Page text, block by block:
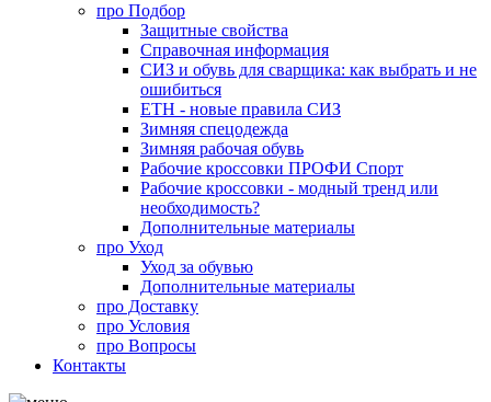
про Подбор
Защитные свойства
Справочная информация
СИЗ и обувь для сварщика: как выбрать и не
ошибиться
ЕТН - новые правила СИЗ
Зимняя спецодежда
Зимняя рабочая обувь
Рабочие кроссовки ПРОФИ Спорт
Рабочие кроссовки - модный тренд или
необходимость?
Дополнительные материалы
про Уход
Уход за обувью
Дополнительные материалы
про Доставку
про Условия
про Вопросы
Контакты